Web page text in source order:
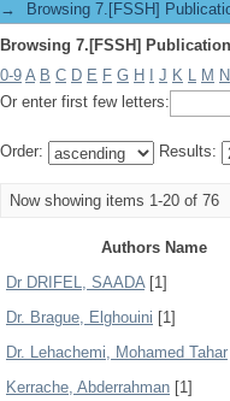
→
0-9 A B C D E F G H J K L M N
Or enter first few letters:
Order: Results:
Now showing items 1-20 of 76
Authors Name
Dr DRIFEL, SAADA[1]
Dr. Brague, Elghouini [1]
Dr. Lehachemi, Mohamed Tahar
Kerrache, Abderrahman [1]